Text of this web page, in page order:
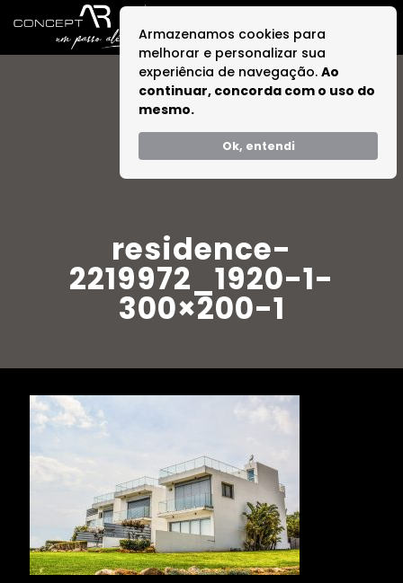
Armazenamos cookies para
melhorar e personalizar sua
experiência de navegação. Ao
continuar, concorda com o uso do
mesmo.
Ok, entendi
residence-
2219972_1920-1-
300×200-1